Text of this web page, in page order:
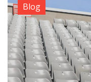
Blog